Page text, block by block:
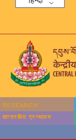
RESEARCH
शान्तरक्षित ग्रन्थालय